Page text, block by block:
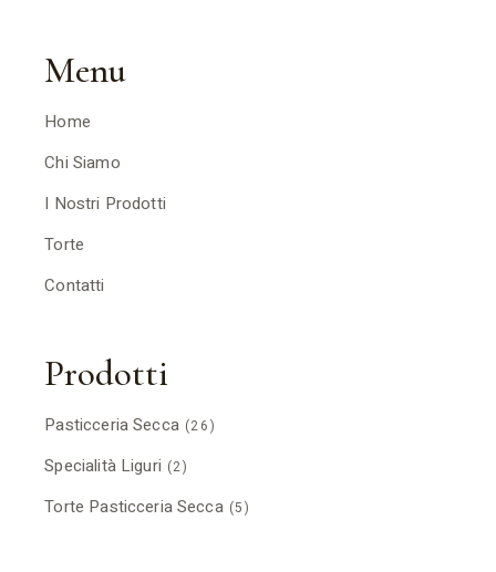
Menu
Home
Chi Siamo
I Nostri Prodotti
Torte
Contatti
Prodotti
Pasticceria Secca (26)
Specialità Liguri (2)
Torte Pasticceria Secca (5)